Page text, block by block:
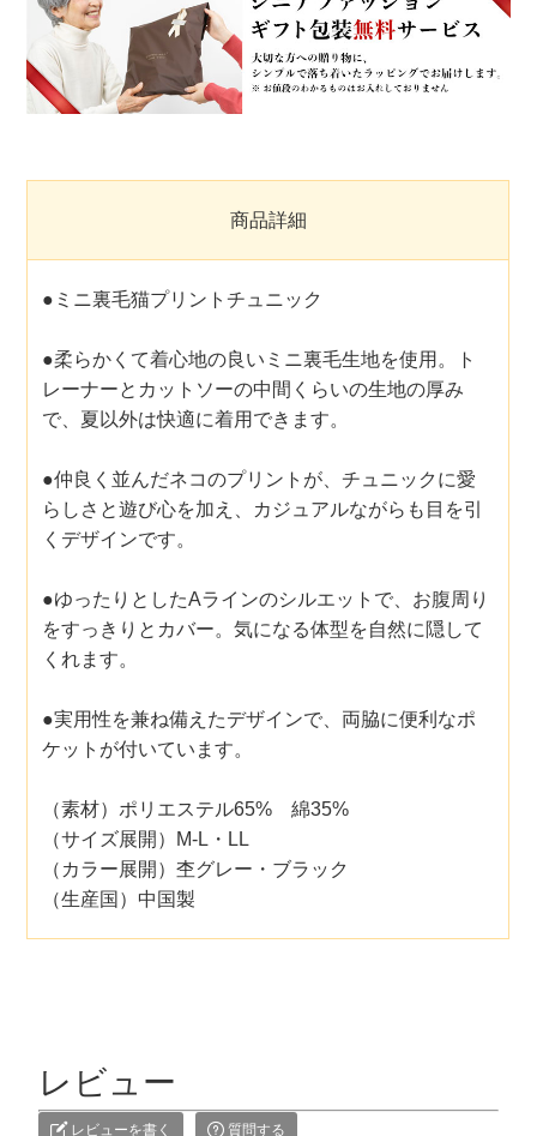
商品詳細
●ミニ裏毛猫プリントチュニック
●柔らかくて着心地の良いミニ裏毛生地を使用。ト
レーナーとカットソーの中間くらいの生地の厚み
で、夏以外は快適に着用できます。
●仲良く並んだネコのプリントが、チュニックに愛
らしさと遊び心を加え、カジュアルながらも目を引
くデザインです。
●ゆったりとしたAラインのシルエットで、お腹周り
をすっきりとカバー。気になる体型を自然に隠して
くれます。
●実用性を兼ね備えたデザインで、両脇に便利なポ
ケットが付いています。
（素材）ポリエステル65% 綿35%
（サイズ展開）M-L・LL
（カラー展開）杢グレー・ブラック
（生産国）中国製
レビュー
レビューを書く 質問する